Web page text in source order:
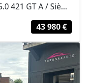
FORD MUSTANG FASTBACK V8 5.0 421 GT A / Sièges chauffants et ventilés /...
43 980 €